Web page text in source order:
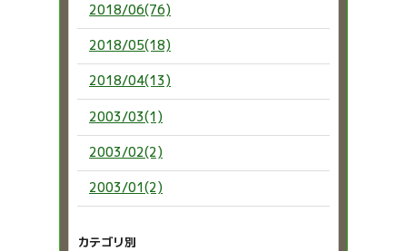
2018/06(76)
2018/05(18)
2018/04(13)
2003/03(1)
2003/02(2)
2003/01(2)
カテゴリ別